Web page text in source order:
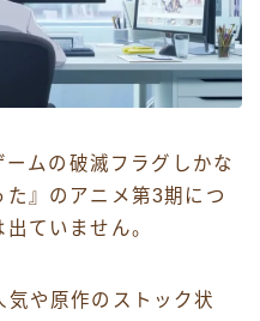
ムの破滅フラグしかな
』のアニメ第3期につ
ていません。
気や原作のストック状